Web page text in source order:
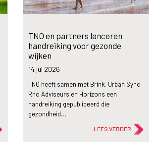
TNO en partners lanceren
handreiking voor gezonde
wijken
14 jul 2026
TNO heeft samen met Brink, Urban Sync,
Rho Adviseurs en Horizons een
handreiking gepubliceerd die
gezondheid…
LEES VERDER